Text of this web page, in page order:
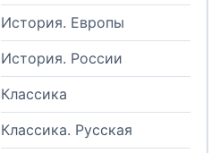
История. Европы
История. России
Классика
Классика. Русская